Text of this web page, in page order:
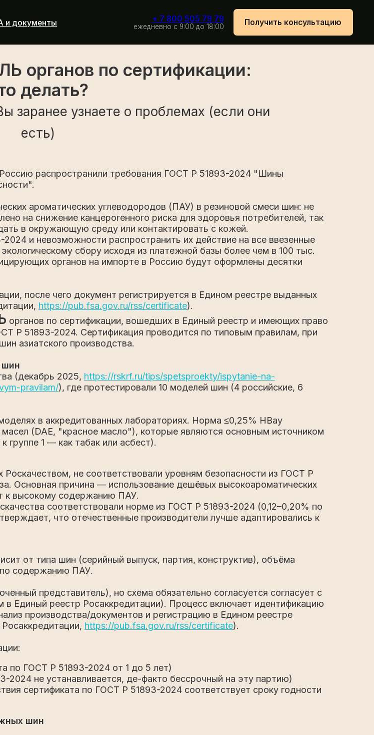
+ 7 800 505 79 79
ежедневно с 9:00 до 18:00 Получить консультацию
органов по сертификации:
делать?
заранее узнаете о проблемах (если они
есть)
распространили требования ГОСТ Р 51893-2024 "Шины
ароматических углеводородов (ПАУ) в резиновой смеси шин: не
на снижение канцерогенного риска для здоровья потребителей, так
в окружающую среду или контактировать с кожей.
и невозможности распространить их действие на все ввезенные
сбору исходя из платежной базы более чем в 100 тыс.
органов на импорте в Россию будут оформлены десятки
после чего документ регистрируется в Едином реестре выданных
https://pub.fsa.gov.ru/rss/certificate).
органов по сертификации, вошедших в Единый реестр и имеющих право
Р 51893-2024. Сертификация проводится по типовым правилам, при
азиатского производства.
шин
(декабрь 2025, https://rskrf.ru/tips/spetsproekty/ispytanie-na-
pravilam/), где протестировали 10 моделей шин (4 российские, 6
в аккредитованных лабораториях. Норма ≤0,25% HBay
(DAE, "красное масло"), которые являются основным источником
группе 1 — как табак или асбест).
не соответствовали уровням безопасности из ГОСТ Р
Основная причина — использование дешёвых высокоароматических
к высокому содержанию ПАУ.
соответствовали норме из ГОСТ Р 51893-2024 (0,12–0,20% по
что отечественные производители лучше адаптировались к
от типа шин (серийный выпуск, партия, конструктив), объёма
по содержанию ПАУ.
представитель), но схема обязательно согласуется согласует с
Единый реестр Росаккредитации). Процесс включает идентификацию
производства/документов и регистрацию в Едином реестре
https://pub.fsa.gov.ru/rss/certificate).
по ГОСТ Р 51893-2024 от 1 до 5 лет)
2024 не устанавливается, де-факто бессрочный на эту партию)
сертификата по ГОСТ Р 51893-2024 соответствует сроку годности
шин